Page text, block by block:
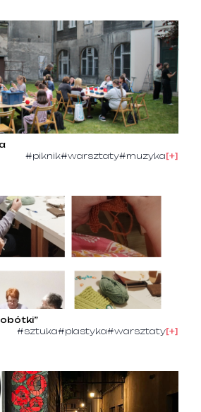
#piknik#warsztaty#muzyka[+]
#sztuka#plastyka#warsztaty[+]